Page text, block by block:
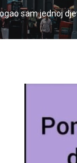
sam jednoj